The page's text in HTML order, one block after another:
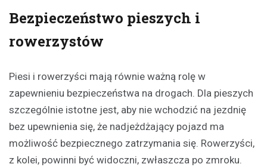
Bezpieczeństwo pieszych i
rowerzystów
Piesi i rowerzyści mają równie ważną rolę w
zapewnieniu bezpieczeństwa na drogach. Dla pieszych
szczególnie istotne jest, aby nie wchodzić na jezdnię
bez upewnienia się, że nadjeżdżający pojazd ma
możliwość bezpiecznego zatrzymania się. Rowerzyści,
z kolei, powinni być widoczni, zwłaszcza po zmroku.